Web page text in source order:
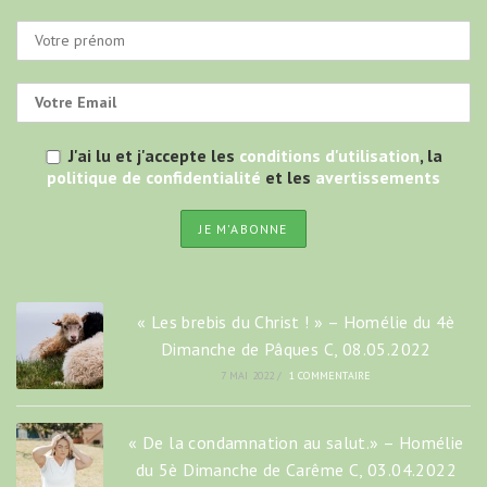
J'ai lu et j'accepte les conditions d'utilisation, la
politique de confidentialité et les avertissements
« Les brebis du Christ ! » – Homélie du 4è
Dimanche de Pâques C, 08.05.2022
7 MAI 2022 / 1 COMMENTAIRE
« De la condamnation au salut.» – Homélie
du 5è Dimanche de Carême C, 03.04.2022